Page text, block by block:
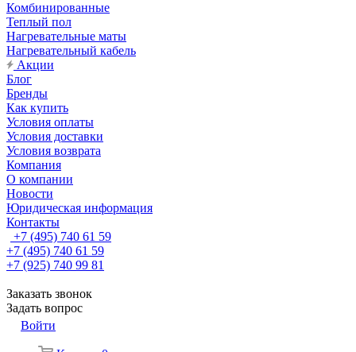
Комбинированные
Теплый пол
Нагревательные маты
Нагревательный кабель
Акции
Блог
Бренды
Как купить
Условия оплаты
Условия доставки
Условия возврата
Компания
О компании
Новости
Юридическая информация
Контакты
+7 (495) 740 61 59
+7 (495) 740 61 59
+7 (925) 740 99 81
Заказать звонок
Задать вопрос
Войти